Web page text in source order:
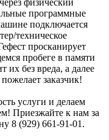
физический
программные
подключается
техническое
просканирует
пробеге в памяти
их без вреда, а далее
заказчик!
услуги и делаем
Приезжайте к нам за
8 (929) 661-91-01.